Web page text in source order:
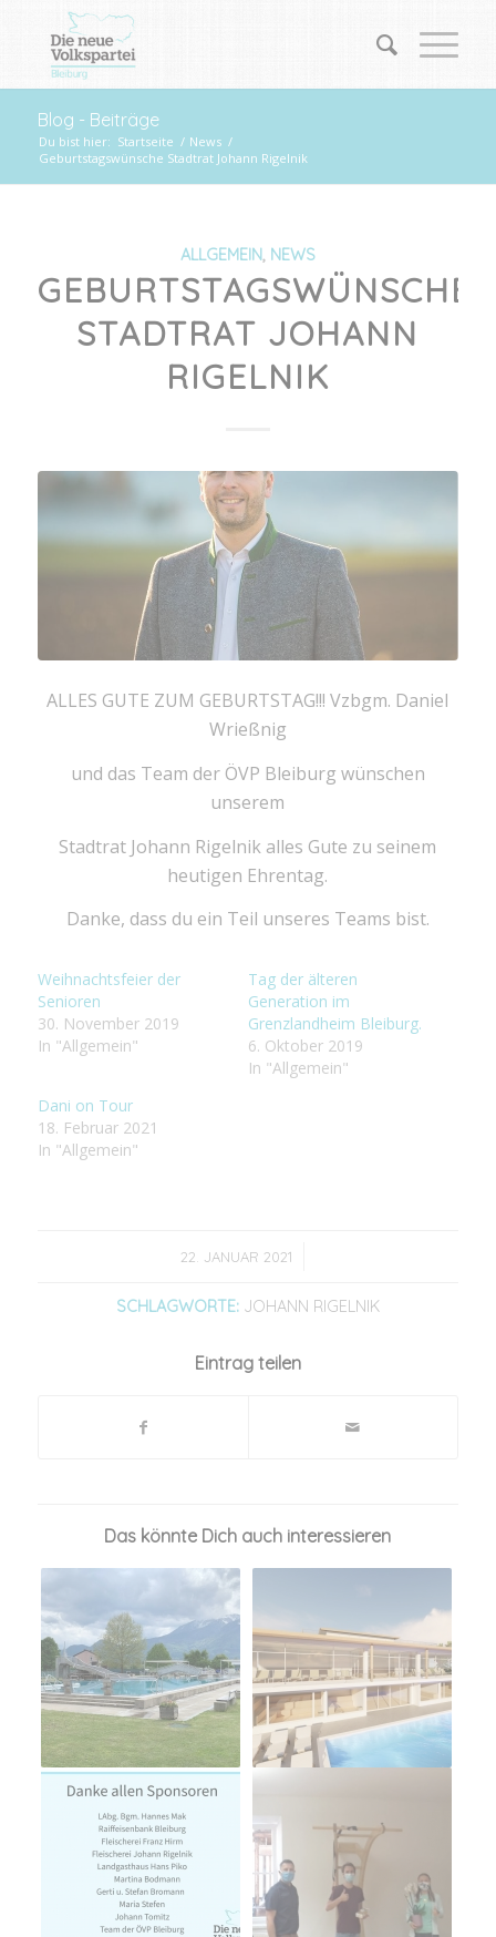
Blog - Beiträge
Du bist hier: Startseite / News /
Geburtstagswünsche Stadtrat Johann Rigelnik
ALLGEMEIN, NEWS
GEBURTSTAGSWÜNSCHE
STADTRAT JOHANN
RIGELNIK
ALLES GUTE ZUM GEBURTSTAG!!! Vzbgm. Daniel
Wrießnig
und das Team der ÖVP Bleiburg wünschen
unserem
Stadtrat Johann Rigelnik alles Gute zu seinem
heutigen Ehrentag.
Danke, dass du ein Teil unseres Teams bist.
Weihnachtsfeier der
Senioren
30. November 2019
In "Allgemein"
Tag der älteren
Generation im
Grenzlandheim Bleiburg.
6. Oktober 2019
In "Allgemein"
Dani on Tour
18. Februar 2021
In "Allgemein"
22. JANUAR 2021
/
SCHLAGWORTE: JOHANN RIGELNIK
Eintrag teilen
Das könnte Dich auch interessieren